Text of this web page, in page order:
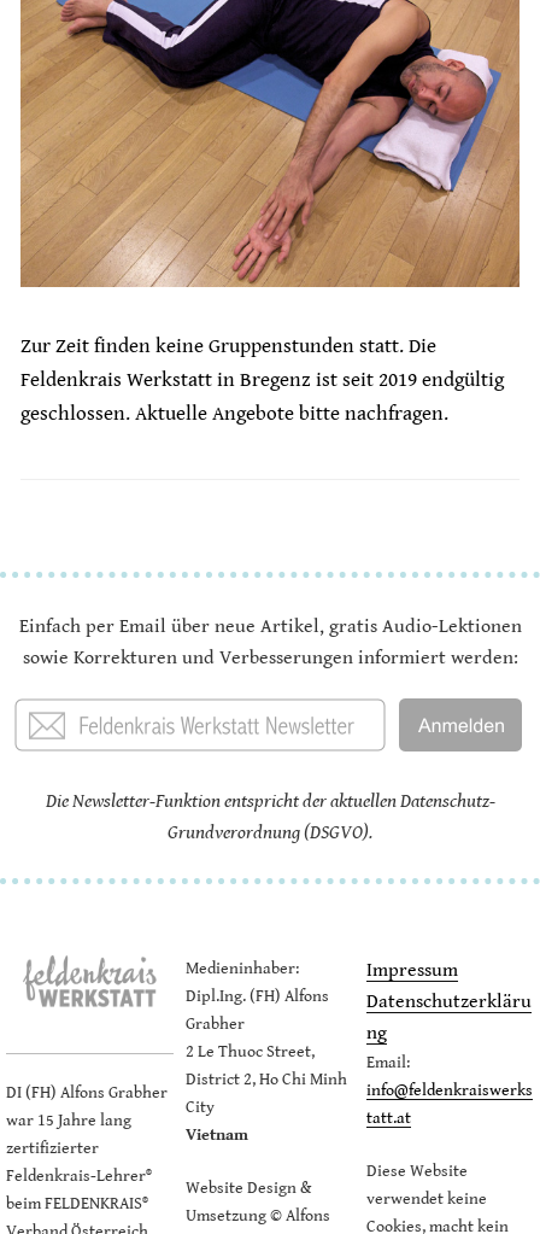
Zur Zeit finden keine Gruppenstunden statt. Die
Feldenkrais Werkstatt in Bregenz ist seit 2019 endgültig
geschlossen. Aktuelle Angebote bitte nachfragen.
Einfach per Email über neue Artikel, gratis Audio-Lektionen
sowie Korrekturen und Verbesserungen informiert werden:
Die Newsletter-Funktion entspricht der aktuellen Datenschutz-
Grundverordnung (DSGVO).
DI (FH) Alfons Grabher
war 15 Jahre lang
zertifizierter
Feldenkrais-Lehrer®
beim FELDENKRAIS®
Medieninhaber:
Dipl.Ing. (FH) Alfons
Grabher
2 Le Thuoc Street,
District 2, Ho Chi Minh
City
Vietnam
Website Design &
Umsetzung © Alfons
Impressum
Datenschutzerkläru
ng
Email:
info@feldenkraiswerks
tatt.at
Diese Website
verwendet keine
Cookies, macht kein